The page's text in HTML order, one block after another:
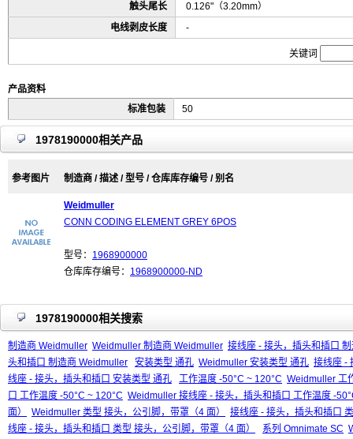
触头尾长
0.126"（3.20mm）
电线剥皮长度
-
关键词
产品资料
标准包装
50
1978190000相关产品
参考图片 制造商 / 描述 / 型号 / 仓库库存编号 / 别名
Weidmuller
CONN CODING ELEMENT GREY 6POS
型号： 1968900000
仓库库存编号： 1968900000-ND
1978190000相关搜索
制造商 Weidmuller Weidmuller 制造商 Weidmuller 接线座 - 接头，插头和插口
头和插口 制造商 Weidmuller
安装类型 通孔 Weidmuller 安装类型 通孔 接线座 -
线座 - 接头，插头和插口 安装类型 通孔
工作温度 -50°C ~ 120°C Weidmuller 工
口 工作温度 -50°C ~ 120°C Weidmuller 接线座 - 接头，插头和插口 工作温度 -
面）
Weidmuller 类型 接头，公引脚，带罩（4 面）
接线座 - 接头，插头和插口
线座 - 接头，插头和插口 类型 接头，公引脚，带罩（4 面）
系列 Omnimate SC